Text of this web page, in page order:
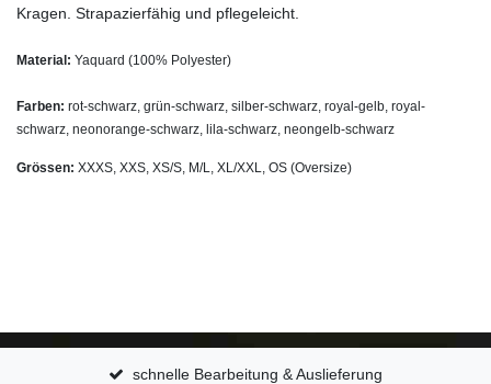
Kragen. Strapazierfähig und pflegeleicht.
Material: Yaquard (100% Polyester)
Farben: rot-schwarz, grün-schwarz, silber-schwarz, royal-gelb, royal-
schwarz, neonorange-schwarz, lila-schwarz, neongelb-schwarz
Grössen: XXXS, XXS, XS/S, M/L, XL/XXL, OS (Oversize)
schnelle Bearbeitung & Auslieferung